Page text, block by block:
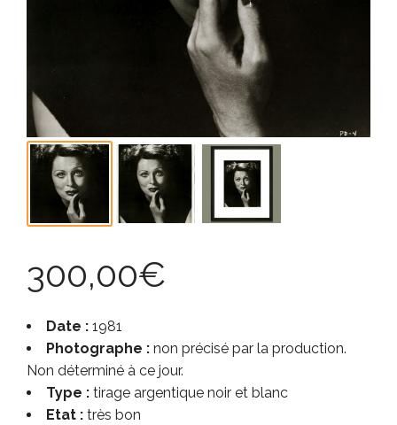
300,00€
Date : 1981
Photographe : non précisé par la production.
Non déterminé à ce jour.
Type : tirage argentique noir et blanc
Etat : très bon